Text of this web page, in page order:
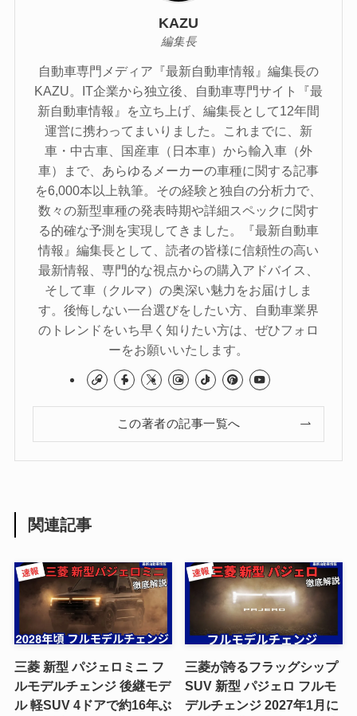
KAZU
編集長
自動車専門メディア『最新自動車情報』編集長の
KAZU。IT企業から独立後、自動車専門サイト『最
新自動車情報』を立ち上げ、編集長として12年間
運営に携わってまいりました。これまでに、新
車・中古車、国産車（日本車）から輸入車（外
車）まで、あらゆるメーカーの車種に関する記事
を6,000本以上執筆。その経験と独自の分析力で、
数々の新型車種の発表時期や詳細スペックに関す
る的確な予測を実現してきました。『最新自動車
情報』編集長として、読者の皆様に信頼性の高い
最新情報、専門的な視点からの購入アドバイス、
そして車（クルマ）の奥深い魅力をお届けしま
す。後悔しない一台選びをしたい方、自動車業界
のトレンドをいち早く知りたい方は、ぜひフォロ
ーをお願いいたします。
この著者の記事一覧へ
関連記事
三菱 新型 パジェロミニ フ
ルモデルチェンジ 後継モデ
ル 軽SUV 4ドアで約16年ぶ
三菱が誇るフラッグシップ
SUV 新型 パジェロ フルモ
デルチェンジ 2027年1月に